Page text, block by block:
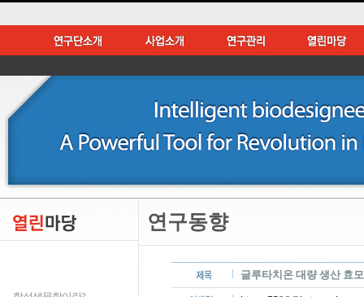
연구동향
글루타치온 대량 생산 효